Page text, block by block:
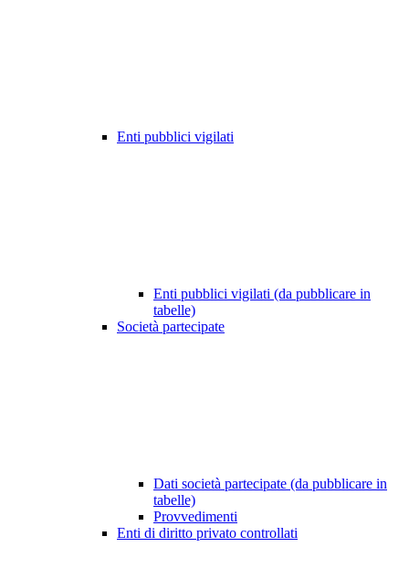
Enti pubblici vigilati
Enti pubblici vigilati (da pubblicare in
tabelle)
Società partecipate
Dati società partecipate (da pubblicare in
tabelle)
Provvedimenti
Enti di diritto privato controllati